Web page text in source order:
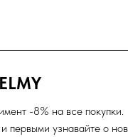
-8% на все покупки.
первыми узнавайте о